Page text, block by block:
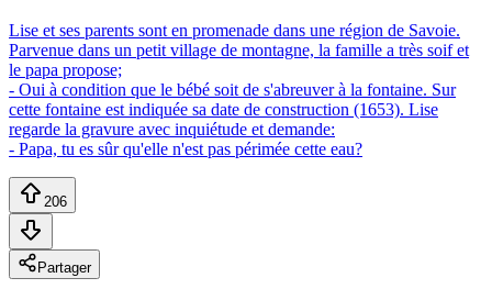
Lise et ses parents sont en promenade dans une région de Savoie.
Parvenue dans un petit village de montagne, la famille a très soif et
le papa propose;
- Oui à condition que le bébé soit de s'abreuver à la fontaine. Sur
cette fontaine est indiquée sa date de construction (1653). Lise
regarde la gravure avec inquiétude et demande:
- Papa, tu es sûr qu'elle n'est pas périmée cette eau?
206
Partager